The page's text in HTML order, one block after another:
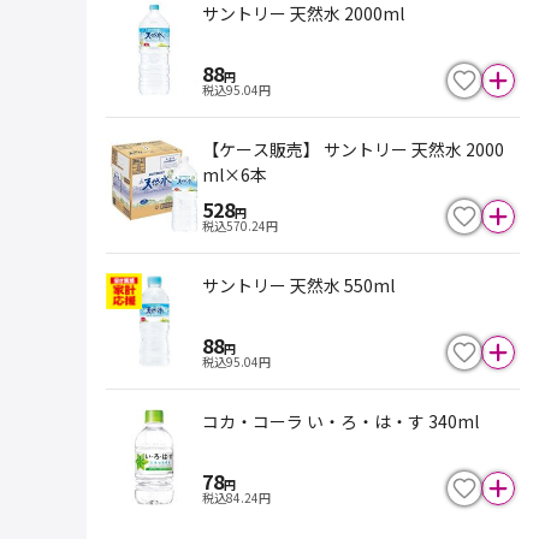
サントリー 天然水 2000ml
88円
税込95.04円
【ケース販売】 サントリー 天然水 2000
ml×6本
528円
税込570.24円
サントリー 天然水 550ml
88円
税込95.04円
コカ・コーラ い・ろ・は・す 340ml
78円
税込84.24円